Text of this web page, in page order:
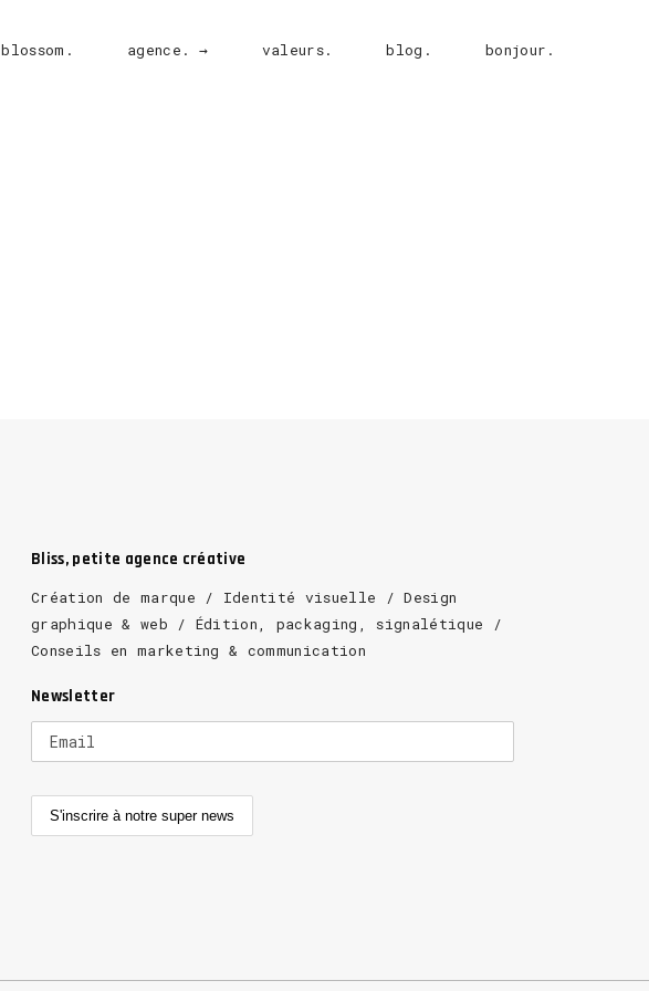
blossom. agence. → valeurs. blog. bonjour.
Bliss, petite agence créative
Création de marque / Identité visuelle / Design
graphique & web / Édition, packaging, signalétique /
Conseils en marketing & communication
Newsletter